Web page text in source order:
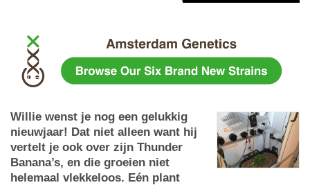
Willie wenst je nog een gelukkig
nieuwjaar! Dat niet alleen want hij
vertelt je ook over zijn Thunder
Banana’s, en die groeien niet
helemaal vlekkeloos. Eén plant